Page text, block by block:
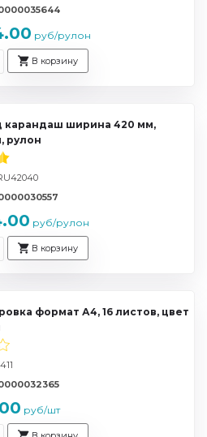
руб/рулон
В корзину
карандаш ширина 420 мм,
рулон
руб/рулон
В корзину
формат А4, 16 листов, цвет
руб/шт